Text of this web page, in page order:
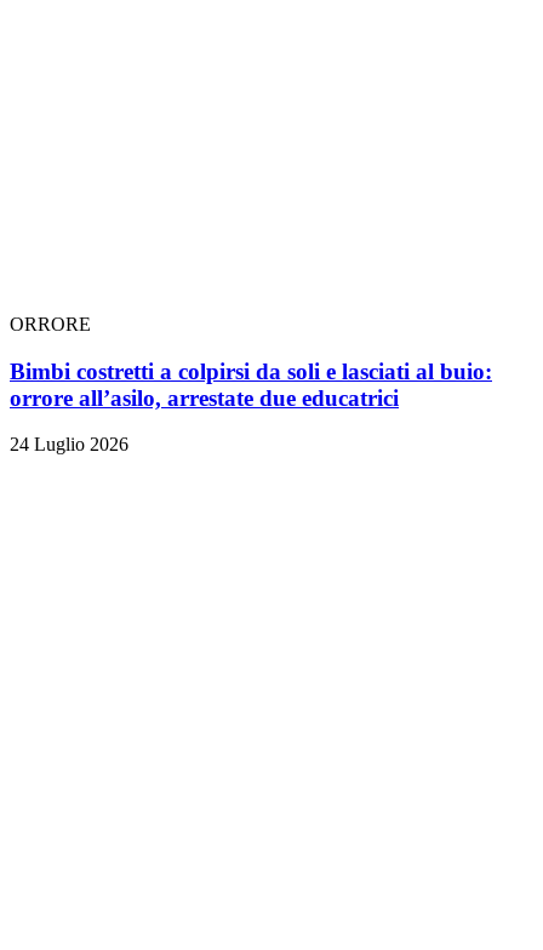
ORRORE
Bimbi costretti a colpirsi da soli e lasciati al buio:
orrore all’asilo, arrestate due educatrici
24 Luglio 2026